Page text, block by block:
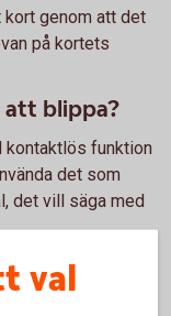
genom att det
på kortets
att blippa?
kontaktlös funktion
det som
det vill säga med
småköp?
val